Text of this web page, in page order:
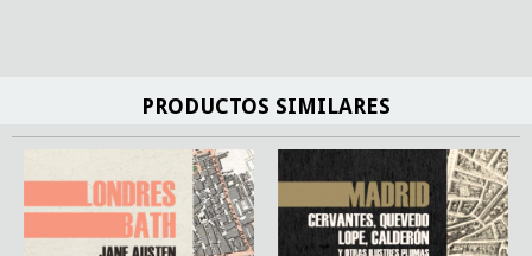
PRODUCTOS SIMILARES